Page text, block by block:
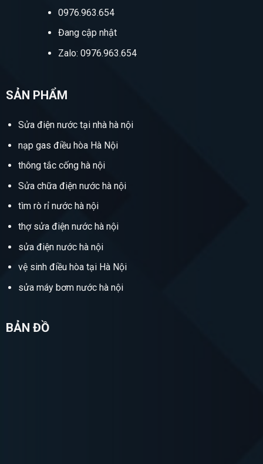
0976.963.654
Đang cập nhật
Zalo: 0976.963.654
SẢN PHẨM
Sửa điện nước tại nhà hà nội
nạp gas điều hòa Hà Nội
thông tắc cống hà nội
Sửa chữa điện nước hà nội
tìm rò rỉ nước hà nội
thợ sửa điện nước hà nội
sửa điện nước hà nội
vệ sinh điều hòa tại Hà Nội
sửa máy bơm nước hà nội
BẢN ĐỒ